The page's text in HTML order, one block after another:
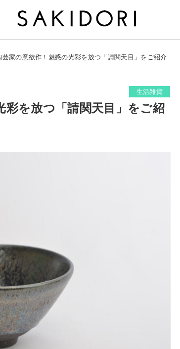
芸家の意欲作！魅惑の光彩を放つ「請関天目」をご紹介
生活雑貨
彩を放つ「請関天目」をご紹